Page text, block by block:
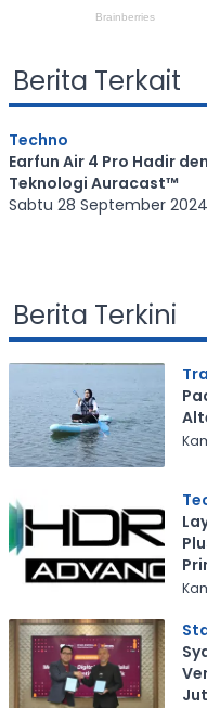
Berita Terkait
Techno
Earfun Air 4 Pro Hadir
Teknologi Auracast™
Sabtu 28 September
Berita Terkini